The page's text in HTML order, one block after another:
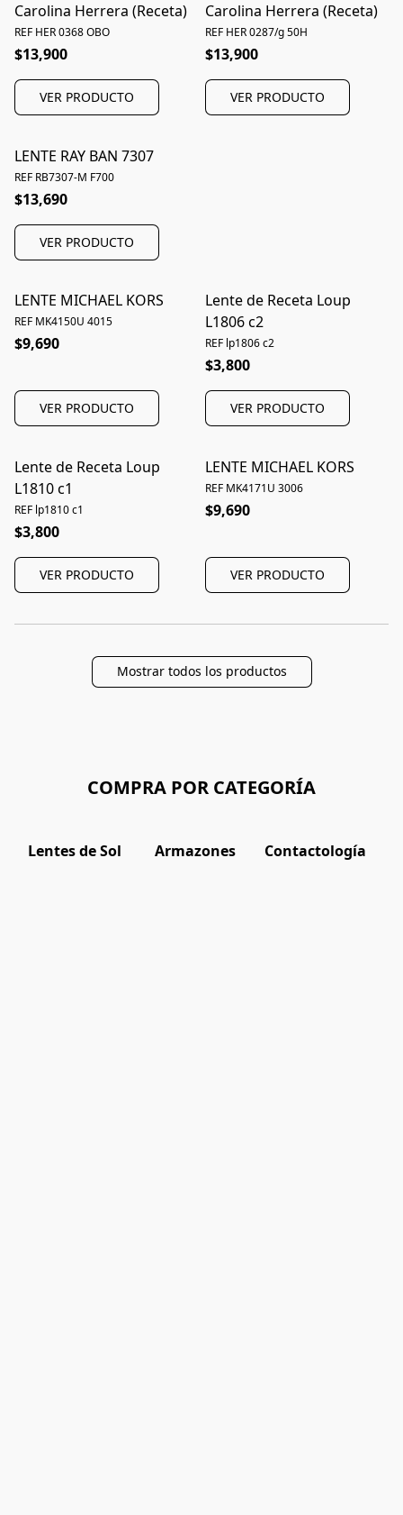
Carolina Herrera (Receta)
REF HER 0368 OBO
$13,900
VER PRODUCTO
Carolina Herrera (Receta)
REF HER 0287/g 50H
$13,900
VER PRODUCTO
LENTE RAY BAN 7307
REF RB7307-M F700
$13,690
VER PRODUCTO
Lente de Receta Loup
L1806 c2
REF lp1806 c2
$3,800
VER PRODUCTO
LENTE MICHAEL KORS
REF MK4150U 4015
$9,690
VER PRODUCTO
LENTE MICHAEL KORS
REF MK4171U 3006
$9,690
VER PRODUCTO
Lente de Receta Loup
L1810 c1
REF lp1810 c1
$3,800
VER PRODUCTO
Mostrar todos los productos
COMPRA POR CATEGORÍA
Lentes de Sol Armazones Contactología